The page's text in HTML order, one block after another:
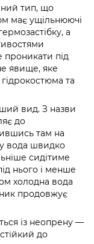
тип, що
має ущільнюючі
а
під
явище, яке
та
вид. З назви
до
там на
вода швидко
сидітиме
нього і менше
холодна вода
продовжує
із неопрену —
до